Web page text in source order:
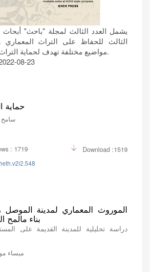
يشمل العدد الثالث لمجلة "باحث" أبحاث
الثالث للحفاظ على التراث
مواضيع مختلفة تهدف لحماية التراث و الحفاظ عليه.
08-23
حماية
: 1719 Download :1519
الموروث المعماري لمدينة الموصل
بناء مالمح
دراسة تحليلية للمدينة القديمة على
ميساء